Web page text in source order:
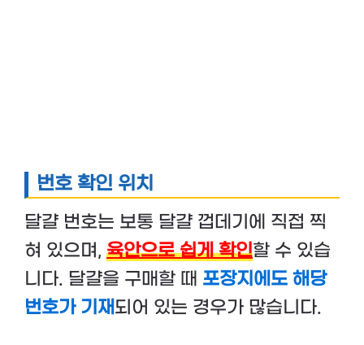
번호 확인 위치
달걀 번호는 보통 달걀 껍데기에 직접 찍
혀 있으며, 육안으로 쉽게 확인할 수 있습
니다. 달걀을 구매할 때 포장지에도 해당
번호가 기재되어 있는 경우가 많습니다.